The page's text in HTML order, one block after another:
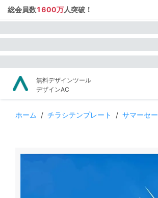
総会員数1600万人突破！
無料デザインツール
デザインAC
ホーム / チラシテンプレート / サマーセ